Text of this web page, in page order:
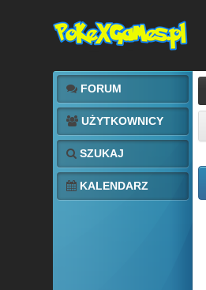
FORUM
UŻYTKOWNICY
SZUKAJ
KALENDARZ